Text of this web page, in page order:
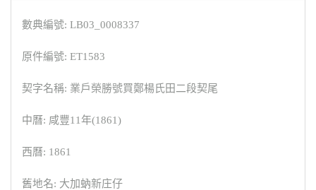
數典編號: LB03_0008337
原件編號: ET1583
契字名稱: 業戶榮勝號買鄭楊氏田二段契尾
中曆: 咸豐11年(1861)
西曆: 1861
舊地名: 大加蚋新庄仔